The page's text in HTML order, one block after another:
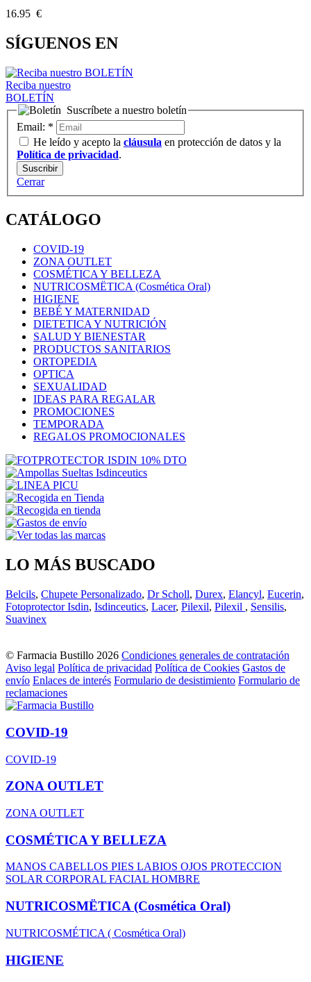
16.95 €
SÍGUENOS EN
Reciba nuestro
BOLETÍN
Suscríbete a nuestro boletín
Email: *
He leído y acepto la cláusula en protección de datos y la
Política de privacidad.
Cerrar
CATÁLOGO
COVID-19
ZONA OUTLET
COSMÉTICA Y BELLEZA
NUTRICOSMËTICA (Cosmética Oral)
HIGIENE
BEBÉ Y MATERNIDAD
DIETETICA Y NUTRICIÓN
SALUD Y BIENESTAR
PRODUCTOS SANITARIOS
ORTOPEDIA
OPTICA
SEXUALIDAD
IDEAS PARA REGALAR
PROMOCIONES
TEMPORADA
REGALOS PROMOCIONALES
LO MÁS BUSCADO
Belcils, Chupete Personalizado, Dr Scholl, Durex, Elancyl, Eucerin,
Fotoprotector Isdin, Isdinceutics, Lacer, Pilexil, Pilexil , Sensilis,
Suavinex
© Farmacia Bustillo 2026 Condiciones generales de contratación
Aviso legal Política de privacidad Política de Cookies Gastos de
envío Enlaces de interés Formulario de desistimiento Formulario de
reclamaciones
COVID-19
COVID-19
ZONA OUTLET
ZONA OUTLET
COSMÉTICA Y BELLEZA
MANOS CABELLOS PIES LABIOS OJOS PROTECCION
SOLAR CORPORAL FACIAL HOMBRE
NUTRICOSMËTICA (Cosmética Oral)
NUTRICOSMÉTICA ( Cosmética Oral)
HIGIENE